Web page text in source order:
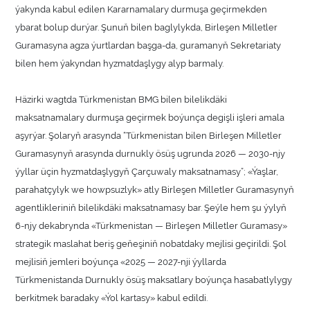
ýakynda kabul edilen Kararnamalary durmuşa geçirmekden
ybarat bolup durýar. Şunuň bilen baglylykda, Birleşen Milletler
Guramasyna agza ýurtlardan başga-da, guramanyň Sekretariaty
bilen hem ýakyndan hyzmatdaşlygy alyp barmaly.
Häzirki wagtda Türkmenistan BMG bilen bilelikdäki
maksatnamalary durmuşa geçirmek boýunça degişli işleri amala
aşyrýar. Şolaryň arasynda “Türkmenistan bilen Birleşen Milletler
Guramasynyň arasynda durnukly ösüş ugrunda 2026 — 2030-njy
ýyllar üçin hyzmatdaşlygyň Çarçuwaly maksatnamasy”; «Ýaşlar,
parahatçylyk we howpsuzlyk» atly Birleşen Milletler Guramasynyň
agentlikleriniň bilelikdäki maksatnamasy bar. Şeýle hem şu ýylyň
6-njy dekabrynda «Türkmenistan — Birleşen Milletler Guramasy»
strategik maslahat beriş geňeşiniň nobatdaky mejlisi geçirildi. Şol
mejlisiň jemleri boýunça «2025 — 2027-nji ýyllarda
Türkmenistanda Durnukly ösüş maksatlary boýunça hasabatlylygy
berkitmek baradaky «Ýol kartasy» kabul edildi.